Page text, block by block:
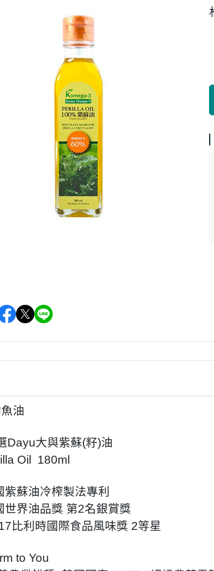
天貝/醬料/素旦
的魚油
Dayu大與紫蘇(籽)油
Oil 180ml
紫蘇油冷榨製法專利
世界油品獎 第2名銀賞獎
比利時國際食品風味獎 2等星
to You